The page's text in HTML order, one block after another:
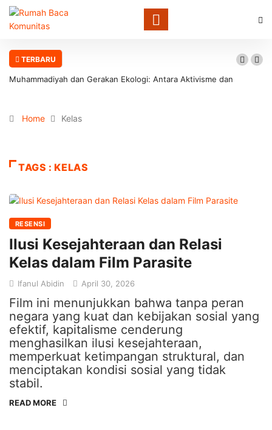
TERBARU
Muhammadiyah dan Gerakan Ekologi: Antara Aktivisme dan
Home Kelas
TAGS : KELAS
RESENSI
Ilusi Kesejahteraan dan Relasi
Kelas dalam Film Parasite
Ifanul Abidin April 30, 2026
Film ini menunjukkan bahwa tanpa peran
negara yang kuat dan kebijakan sosial yang
efektif, kapitalisme cenderung
menghasilkan ilusi kesejahteraan,
memperkuat ketimpangan struktural, dan
menciptakan kondisi sosial yang tidak
stabil.
READ MORE